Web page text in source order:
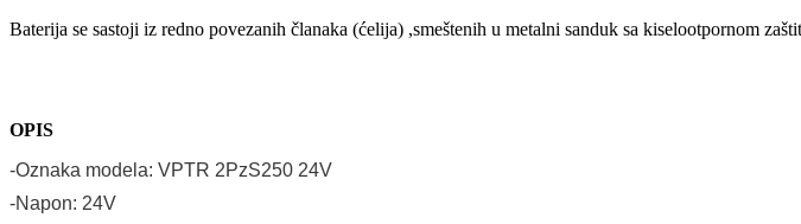
Baterija se sastoji iz redno povezanih članaka (ćelija) ,smeštenih u metalni sanduk sa kiselootpornom
OPIS
-Oznaka modela: VPTR 2PzS250 24V
-Napon: 24V